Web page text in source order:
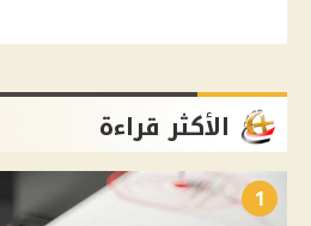
الأكثر قراءة
1